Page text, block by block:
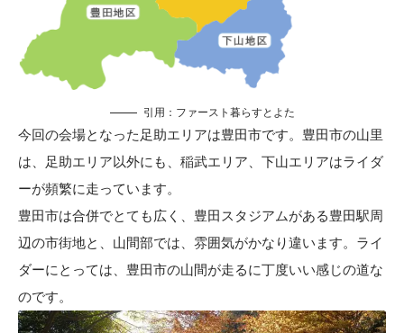
引用： ファースト暮らすとよた
今回の会場となった足助エリアは豊田市です。豊田市の山里
は、足助エリア以外にも、稲武エリア、下山エリアはライダ
ーが頻繁に走っています。
豊田市は合併でとても広く、豊田スタジアムがある豊田駅周
辺の市街地と、山間部では、雰囲気がかなり違います。ライ
ダーにとっては、豊田市の山間が走るに丁度いい感じの道な
のです。